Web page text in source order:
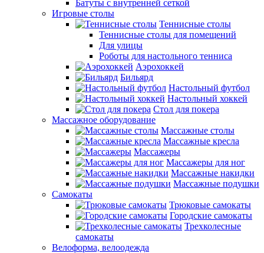
Батуты с внутренней сеткой
Игровые столы
Теннисные столы
Теннисные столы для помещений
Для улицы
Роботы для настольного тенниса
Аэрохоккей
Бильярд
Настольный футбол
Настольный хоккей
Стол для покера
Массажное оборудование
Массажные столы
Массажные кресла
Массажеры
Массажеры для ног
Массажные накидки
Массажные подушки
Самокаты
Трюковые самокаты
Городские самокаты
Трехколесные
самокаты
Велоформа, велоодежда